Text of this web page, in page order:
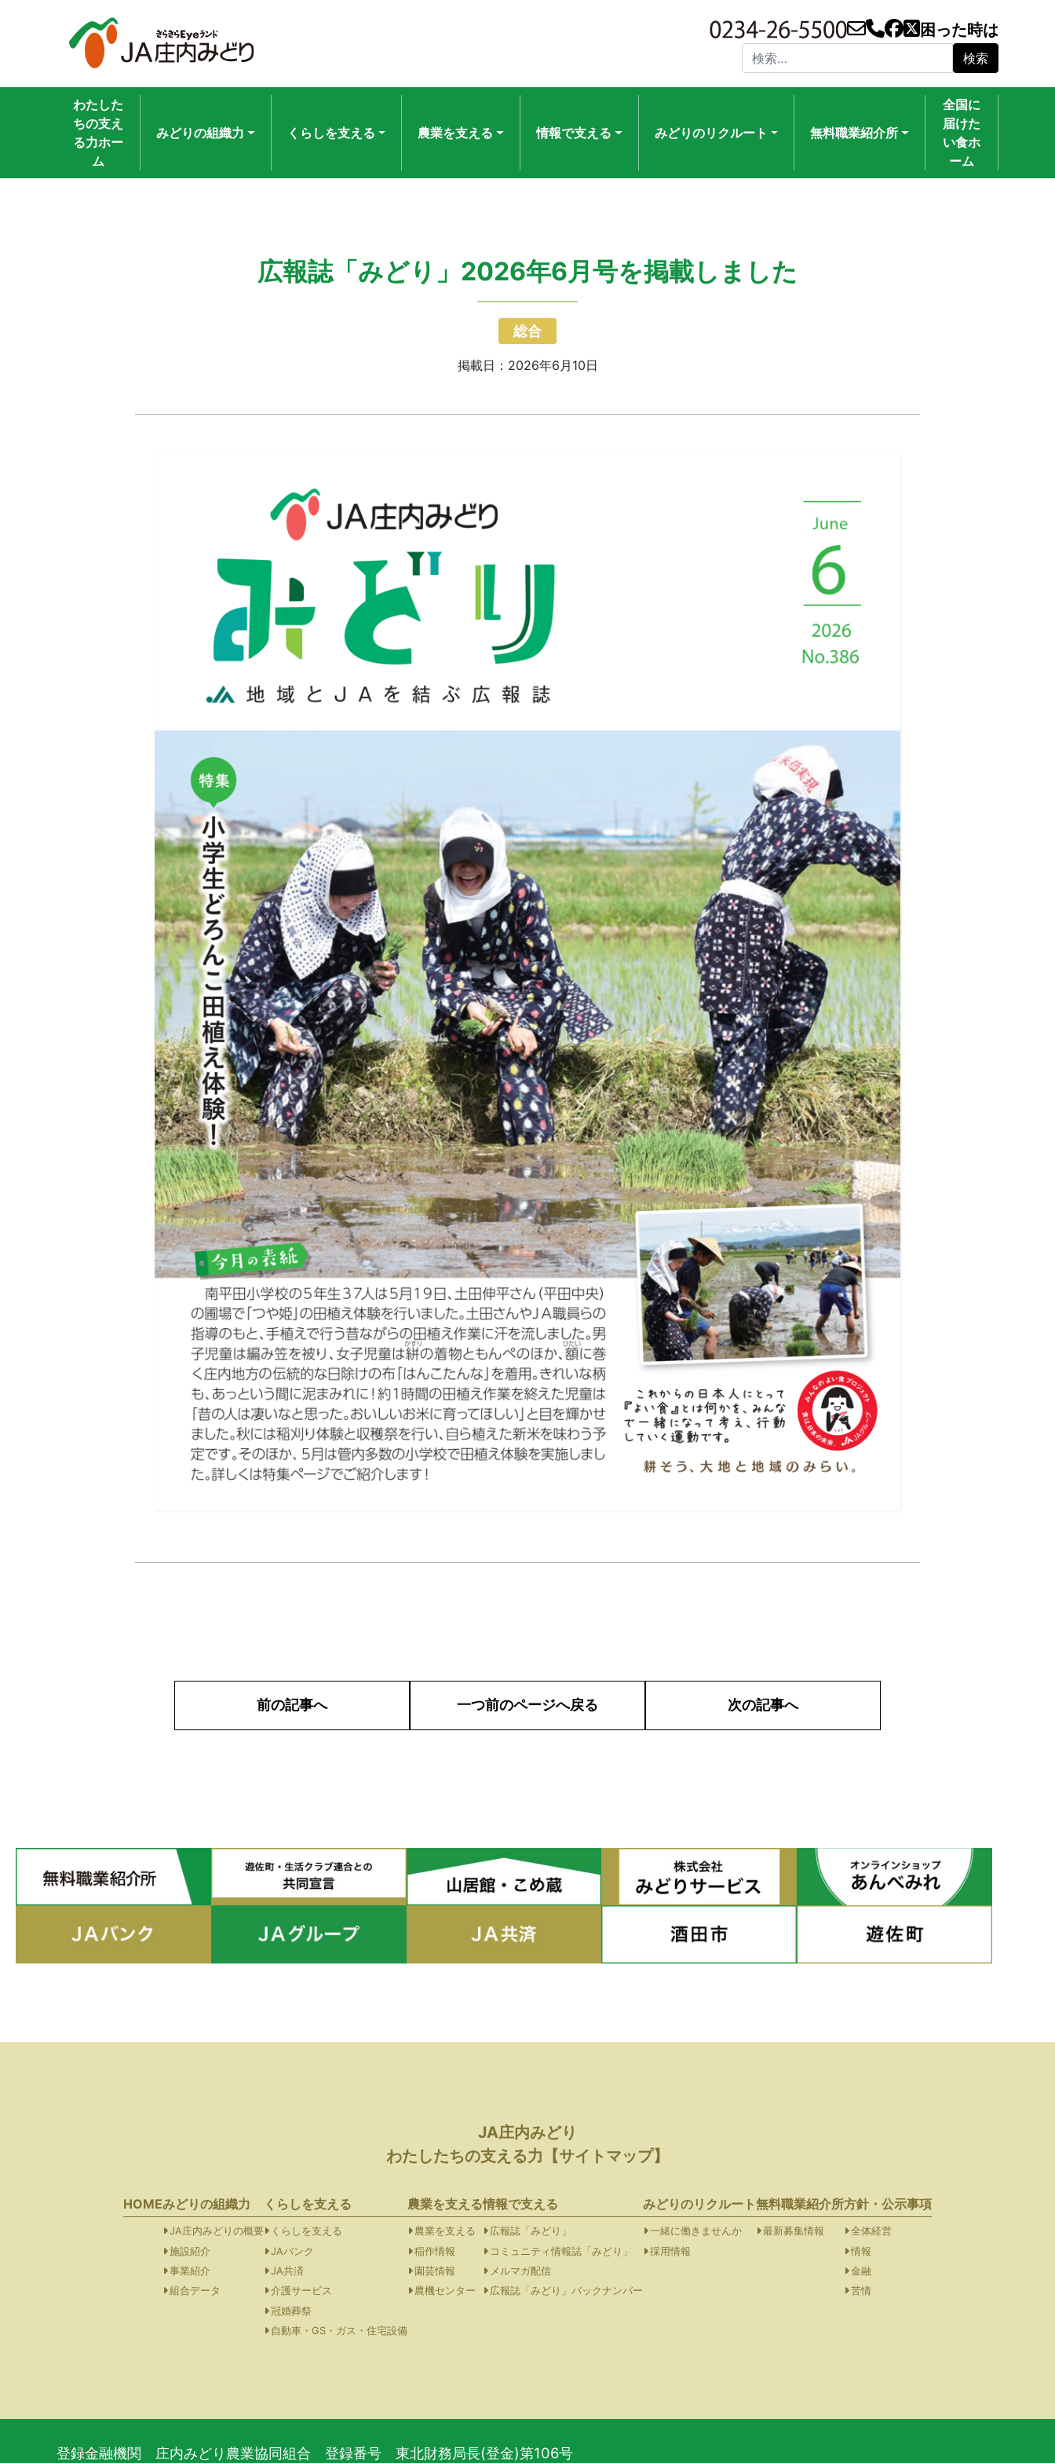
困った時は
検索:
わたした
ちの支え
る力ホー
ム
みどりの組織力 くらしを支える 農業を支える 情報で支える みどりのリクルート 無料職業紹介所
全国に
届けた
い食ホ
ーム
広報誌「みどり」2026年6月号を掲載しました
総合
掲載日：2026年6月10日
前の記事へ 一つ前のページへ戻る 次の記事へ
JA庄内みどり
わたしたちの支える力【サイトマップ】
HOMEみどりの組織力
JA庄内みどりの概要
施設紹介
事業紹介
組合データ
くらしを支える
くらしを支える
JAバンク
JA共済
介護サービス
冠婚葬祭
自動車・GS・ガス・住宅設備
農業を支える
農業を支える
稲作情報
園芸情報
農機センター
情報で支える
広報誌「みどり」
コミュニティ情報誌「みどり」
メルマガ配信
広報誌「みどり」バックナンバー
みどりのリクルート
一緒に働きませんか
採用情報
無料職業紹介所
最新募集情報
方針・公示事項
全体経営
情報
金融
苦情
登録金融機関 庄内みどり農業協同組合 登録番号 東北財務局長(登金)第106号